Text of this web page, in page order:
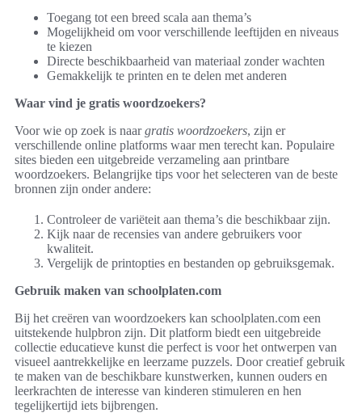
Toegang tot een breed scala aan thema’s
Mogelijkheid om voor verschillende leeftijden en niveaus
te kiezen
Directe beschikbaarheid van materiaal zonder wachten
Gemakkelijk te printen en te delen met anderen
Waar vind je gratis woordzoekers?
Voor wie op zoek is naargratis woordzoekers, zijn er
verschillende online platforms waar men terecht kan. Populaire
sites bieden een uitgebreide verzameling aan printbare
woordzoekers. Belangrijke tips voor het selecteren van de beste
bronnen zijn onder andere:
Controleer de variëteit aan thema’s die beschikbaar zijn.
Kijk naar de recensies van andere gebruikers voor
kwaliteit.
Vergelijk de printopties en bestanden op gebruiksgemak.
Gebruik maken van schoolplaten.com
Bij het creëren van woordzoekers kan schoolplaten.com een
uitstekende hulpbron zijn. Dit platform biedt een uitgebreide
collectie educatieve kunst die perfect is voor het ontwerpen van
visueel aantrekkelijke en leerzame puzzels. Door creatief gebruik
te maken van de beschikbare kunstwerken, kunnen ouders en
leerkrachten de interesse van kinderen stimuleren en hen
tegelijkertijd iets bijbrengen.